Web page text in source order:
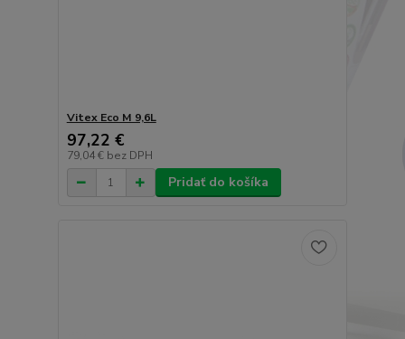
Vitex Eco M 9,6L
97,22 €
79,04 € bez DPH
Pridať do košíka